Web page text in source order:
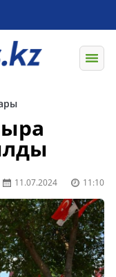
11.07.2024 11:10